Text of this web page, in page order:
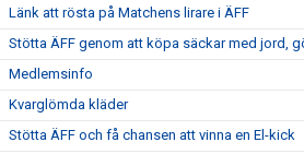
Länk att rösta på Matchens lirare i ÄFF
Stötta ÄFF genom att köpa säckar med jord,
Medlemsinfo
Kvarglömda kläder
Stötta ÄFF och få chansen att vinna en El-kick